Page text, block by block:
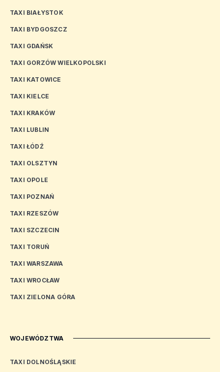
TAXI BIAŁYSTOK
TAXI BYDGOSZCZ
TAXI GDAŃSK
TAXI GORZÓW WIELKOPOLSKI
TAXI KATOWICE
TAXI KIELCE
TAXI KRAKÓW
TAXI LUBLIN
TAXI ŁÓDŹ
TAXI OLSZTYN
TAXI OPOLE
TAXI POZNAŃ
TAXI RZESZÓW
TAXI SZCZECIN
TAXI TORUŃ
TAXI WARSZAWA
TAXI WROCŁAW
TAXI ZIELONA GÓRA
WOJEWÓDZTWA
TAXI DOLNOŚLĄSKIE